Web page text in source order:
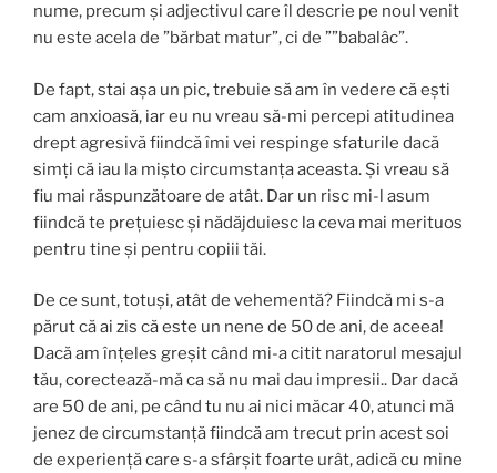
nume, precum și adjectivul care îl descrie pe noul venit
nu este acela de ”bărbat matur”, ci de ””babalâc”.
De fapt, stai așa un pic, trebuie să am în vedere că ești
cam anxioasă, iar eu nu vreau să-mi percepi atitudinea
drept agresivă fiindcă îmi vei respinge sfaturile dacă
simți că iau la mișto circumstanța aceasta. Și vreau să
fiu mai răspunzătoare de atât. Dar un risc mi-l asum
fiindcă te prețuiesc și nădăjduiesc la ceva mai merituos
pentru tine și pentru copiii tăi.
De ce sunt, totuși, atât de vehementă? Fiindcă mi s-a
părut că ai zis că este un nene de 50 de ani, de aceea!
Dacă am înțeles greșit când mi-a citit naratorul mesajul
tău, corectează-mă ca să nu mai dau impresii.. Dar dacă
are 50 de ani, pe când tu nu ai nici măcar 40, atunci mă
jenez de circumstanță fiindcă am trecut prin acest soi
de experiență care s-a sfârșit foarte urât, adică cu mine